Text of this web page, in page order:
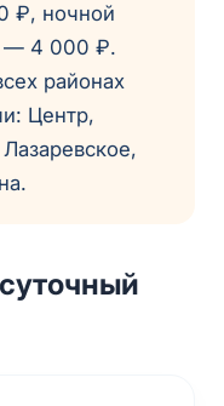
₽, ночной
— 4 000 ₽.
районах
Центр,